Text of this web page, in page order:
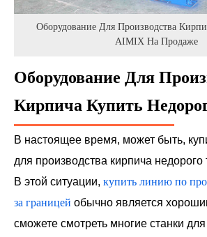
Оборудование Для Производства
AIMIX На Продаже
Оборудование Для
Кирпича Купить
В настоящее время, может быть,
для производства кирпича недорого
В этой ситуации, купить линию по
за границей обычно является
сможете смотреть многие станки